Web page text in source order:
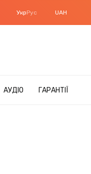
УкрРус UAH
АУДІО ГАРАНТІЇ